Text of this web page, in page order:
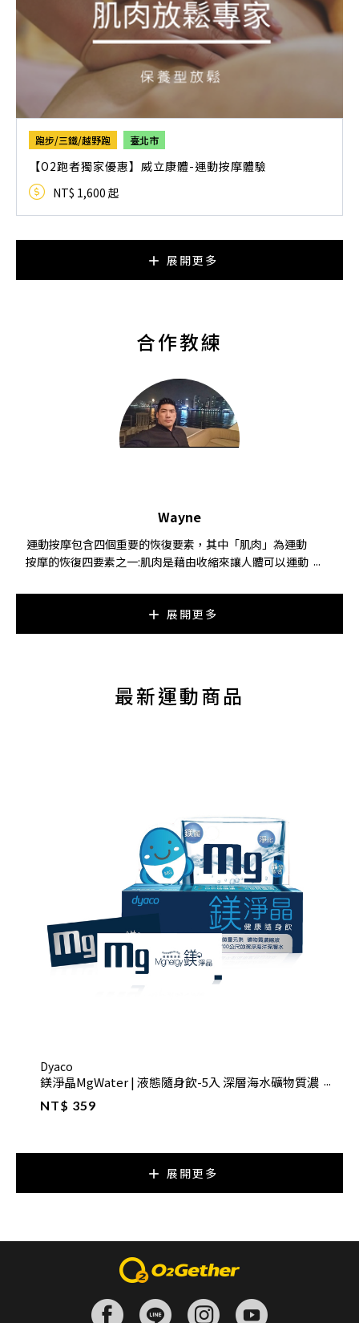
跑步/三鐵/越野跑 臺北市
【O2跑者獨家優惠】威立康體-運動按摩體驗
NT$ 1,600 起
展開更多
合作教練
Wayne
運動按摩包含四個重要的恢復要素，其中「肌肉」為運動
按摩的恢復四要素之一:肌肉是藉由收縮來讓人體可以運動
失去彈性，導致延展性變差、關節角度受到限制。而神經
與肌肉的交接點受到神經傳導的刺激較多，所以一出力這
附近的肌肉會收縮的比較快，導致能量缺乏，分泌出大量
壓感覺脹脹的，壓不太進去，這代表組織液、淋巴液累積
在肢體內，這就必需透過淋巴引流的手法讓肌肉中的血液
回流到血管，消除腫脹後才能處理肌肉與筋膜，降低按摩
的疼痛感。 個性:活潑/熱心/健談
Pattie老師
hold-relax 放鬆法，讓肌肉出力10秒左右再放鬆，把肌肉
拉長喚醒高爾基氏器，這時候脊髓就會告訴大腦肌肉該放
鬆了，達到肌肉放鬆的效果。 個性:細心/熱心/貼心
Dave老師
失去彈性，導致延展性變差、關節角度受到限制。而神經
與肌肉的交接點受到神經傳導的刺激較多，所以一出力這
附近的肌肉會收縮的比較快，導致能量缺乏，分泌出大量
鈣離子，而鈣離子一多，肌肉的收縮會更厲害，緊繃到一
展開更多
最新運動商品
Dyaco
鎂淨晶MgWater | 液態隨身飲-5入 深層海水礦物質濃
縮液
NT$ 359
展開更多